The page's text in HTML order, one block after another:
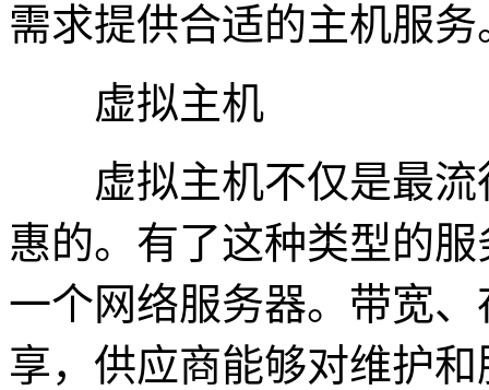
需求提供合适的主机服务
虚拟主机
虚拟主机不仅是最流
惠的。有了这种类型的
一个网络服务器。带宽
享，供应商能够对维护